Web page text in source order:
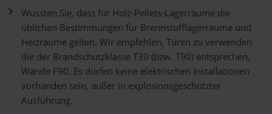
Wussten Sie, dass für Holz-Pellets-Lagerräume die
üblichen Bestimmungen für Brennstofflagerräume und
Heizräume gelten. Wir empfehlen, Türen zu verwenden
die der Brandschutzklasse T30 (bzw. T90) entsprechen,
Wände F90. Es dürfen keine elektrischen Installationen
vorhanden sein, außer in explosionsgeschützter
Ausführung.